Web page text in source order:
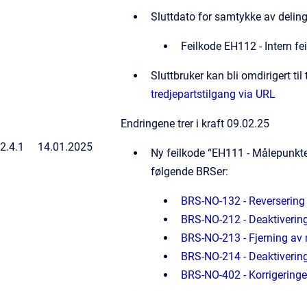
2.4.1 14.01.2025
Sluttdato for samtykke av
Feilkode EH112 - Intern
Sluttbruker kan bli omdirigert
tredjepartstilgang via URL
Endringene trer i kraft 09.02.25
Ny feilkode “EH111 -
følgende BRSer:
BRS-NO-132 -
BRS-NO-212 -
BRS-NO-213 - Fjerning
BRS-NO-214 -
BRS-NO-402 -